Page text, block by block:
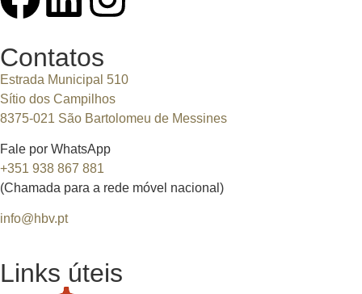
Contatos
Estrada Municipal 510
Sítio dos Campilhos
8375-021 São Bartolomeu de Messines
Fale por WhatsApp
+351 938 867 881
(Chamada para a rede móvel nacional)
info@hbv.pt
Links úteis